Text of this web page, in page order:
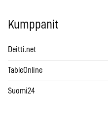
Kumppanit
Deitti.net
TableOnline
Suomi24